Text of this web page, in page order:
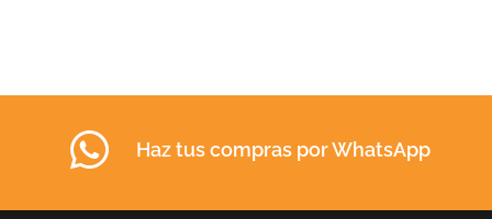
Haz tus compras por WhatsApp